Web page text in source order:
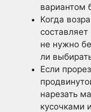
вариантом
Когда
не нужно
ли
Если
нарезать
кусочками